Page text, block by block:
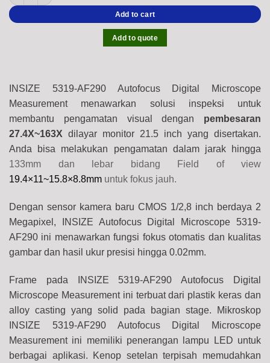
Add to cart
Add to quote
INSIZE 5319-AF290 Autofocus Digital Microscope
Measurement menawarkan solusi inspeksi untuk
membantu pengamatan visual dengan pembesaran
27.4X~163X dilayar monitor 21.5 inch yang disertakan.
Anda bisa melakukan pengamatan dalam jarak hingga
133mm dan lebar bidang Field of view
19.4×11~15.8×8.8mm untuk fokus jauh.
Dengan sensor kamera baru CMOS 1/2,8 inch berdaya 2
Megapixel, INSIZE Autofocus Digital Microscope 5319-
AF290 ini menawarkan fungsi fokus otomatis dan kualitas
gambar dan hasil ukur presisi hingga 0.02mm.
Frame pada INSIZE 5319-AF290 Autofocus Digital
Microscope Measurement ini terbuat dari plastik keras dan
alloy casting yang solid pada bagian stage. Mikroskop
INSIZE 5319-AF290 Autofocus Digital Microscope
Measurement ini memiliki penerangan lampu LED untuk
berbagai aplikasi. Kenop setelan terpisah memudahkan